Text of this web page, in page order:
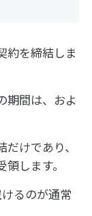
約を締結しま
期間は、およ
けであり、
します。
るのが通常